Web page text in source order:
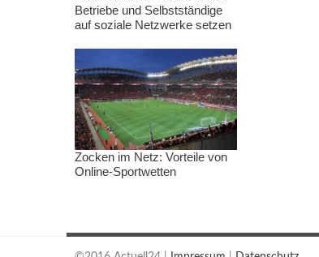
Betriebe und Selbstständige
auf soziale Netzwerke setzen
Zocken im Netz: Vorteile von
Online-Sportwetten